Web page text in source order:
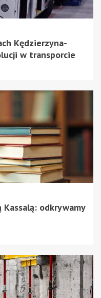
Kędzierzyna-
w transporcie
Kassalą: odkrywamy